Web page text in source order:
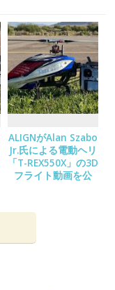
ALIGNがAlan Szabo
Jr.氏による電動ヘリ
「T-REX550X」の3D
フライト動画を公